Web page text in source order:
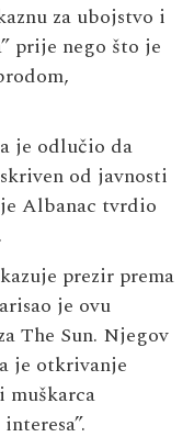
za ubojstvo i
prije nego što je
je odlučio da
od javnosti
Albanac tvrdio
prezir prema
je ovu
The Sun. Njegov
je otkrivanje